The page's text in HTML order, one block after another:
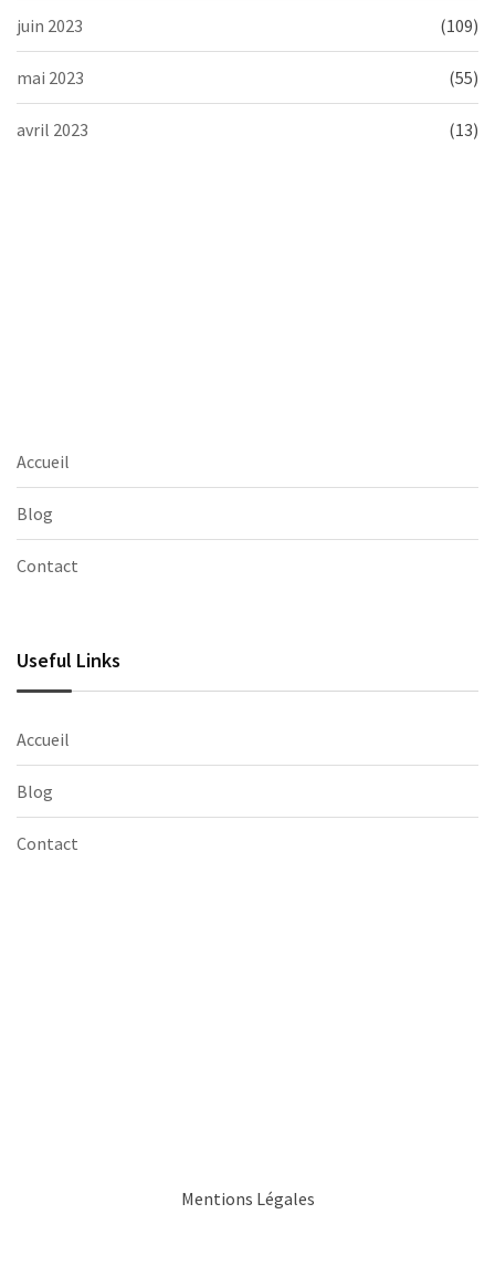
juin 2023 (109)
mai 2023 (55)
avril 2023 (13)
Accueil
Blog
Contact
Useful Links
Accueil
Blog
Contact
Mentions Légales